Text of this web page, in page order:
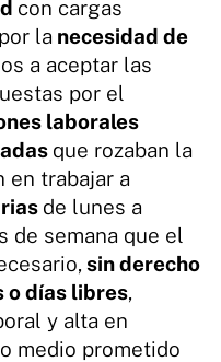
con cargas
la necesidad de
a aceptar las
por el
laborales
que rozaban la
en trabajar a
de lunes a
de semana que el
sin derecho
o días libres,
y alta en
medio prometido